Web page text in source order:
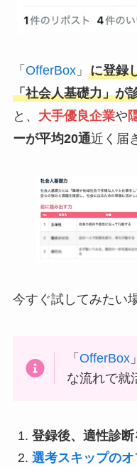
「 OfferBox」 に登録
「社会人基礎力」が
と、 大手優良企業や
ーが平均20通近く届
今すぐ試してみたい
「OfferBox
な流れで就
登録後、適性診
選考スキップの